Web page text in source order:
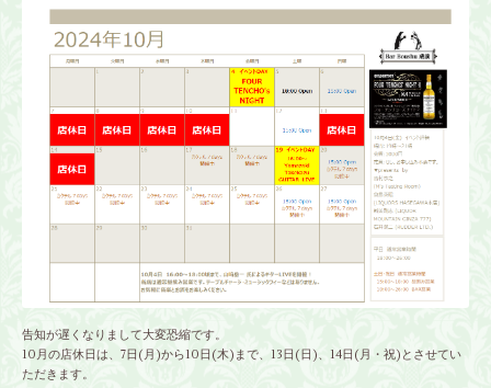
告知が遅くなりまして大変恐縮です。
10月の店休日は、7日(月)から10日(木)まで、13日(日)、14日(月・祝)とさせてい
ただきます。